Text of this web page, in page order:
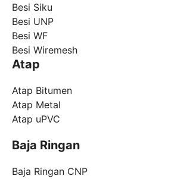
Besi Siku
Besi UNP
Besi WF
Besi Wiremesh
Atap
Atap Bitumen
Atap Metal
Atap uPVC
Baja Ringan
Baja Ringan CNP